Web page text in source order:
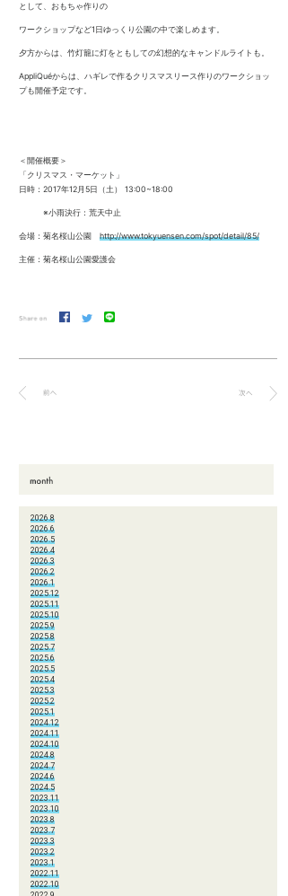
として、おもちゃ作りの
ワークショップなど1日ゆっくり公園の中で楽しめます。
夕方からは、竹灯籠に灯をともしての幻想的なキャンドルライトも。
AppliQuéからは、ハギレで作るクリスマスリース作りのワークショッ
プも開催予定です。
＜開催概要＞
「クリスマス・マーケット」
日時： 2017年12月5日（土） 13:00~18:00
※小雨決行：荒天中止
会場：菊名桜山公園 http://www.tokyuensen.com/spot/detail/85/
主催：菊名桜山公園愛護会
2026.8
2026.6
2026.5
2026.4
2026.3
2026.2
2026.1
2025.12
2025.11
2025.10
2025.9
2025.8
2025.7
2025.6
2025.5
2025.4
2025.3
2025.2
2025.1
2024.12
2024.11
2024.10
2024.8
2024.7
2024.6
2024.5
2023.11
2023.10
2023.8
2023.7
2023.3
2023.2
2023.1
2022.11
2022.10